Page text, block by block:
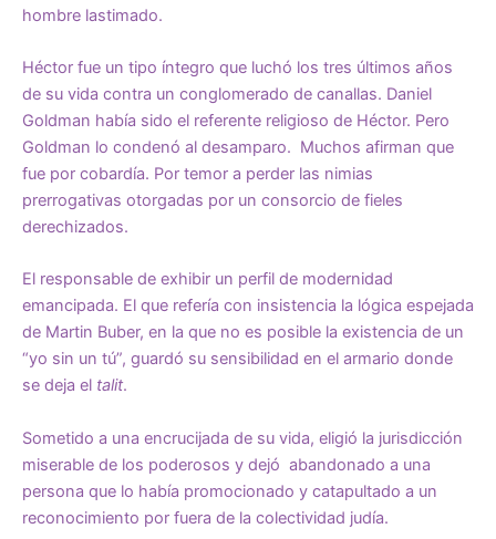
hombre lastimado.
Héctor fue un tipo íntegro que luchó los tres últimos años
de su vida contra un conglomerado de canallas. Daniel
Goldman había sido el referente religioso de Héctor. Pero
Goldman lo condenó al desamparo. Muchos afirman que
fue por cobardía. Por temor a perder las nimias
prerrogativas otorgadas por un consorcio de fieles
derechizados.
El responsable de exhibir un perfil de modernidad
emancipada. El que refería con insistencia la lógica espejada
de Martin Buber, en la que no es posible la existencia de un
“yo sin un tú”, guardó su sensibilidad en el armario donde
se deja el talit.
Sometido a una encrucijada de su vida, eligió la jurisdicción
miserable de los poderosos y dejó abandonado a una
persona que lo había promocionado y catapultado a un
reconocimiento por fuera de la colectividad judía.